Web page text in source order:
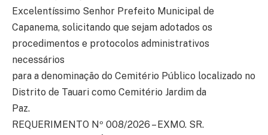
Excelentíssimo Senhor Prefeito Municipal de
Capanema, solicitando que sejam adotados os
procedimentos e protocolos administrativos
necessários
para a denominação do Cemitério Público localizado no
Distrito de Tauari como Cemitério Jardim da
Paz.
REQUERIMENTO Nº 008/2026 – EXMO. SR.